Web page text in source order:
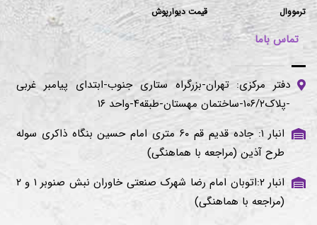
ترمووال
قیمت دیوارپوش
تماس باما
دفتر مرکزی: تهران-بزرگراه ستاری جنوب-ابتدای پیامبر غربی
-پلاک۱۰۶/۲-ساختمان مهستان-طبقه۴-واحد ۱۶
انبار ۱: جاده قدیم قم ۶۰ متری امام حسین بنگاه ذاکری سوله
طرح آذین (مراجعه با هماهنگی)
انبار ۲:اتوبان امام رضا شهرک صنعتی خاوران نبش صنوبر ۱ و ۲
(مراجعه با هماهنگی)